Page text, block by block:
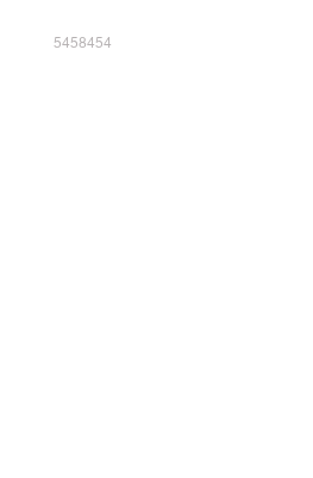
5458454